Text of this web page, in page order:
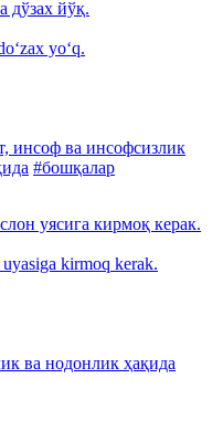
дўзах йўқ.
yo‘q.
инсоф ва инсофсизлик
#бошқалар
уясига кирмоқ керак.
kirmoq kerak.
ва нодонлик ҳақида